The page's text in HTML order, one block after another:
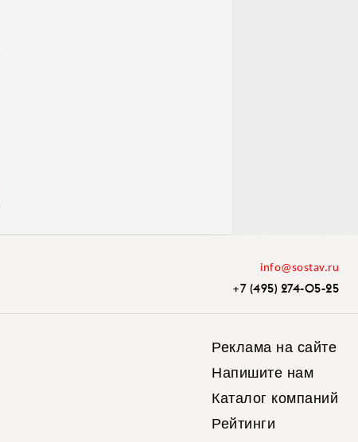
info@sostav.ru
+7 (495) 274-05-25
Реклама на сайте
Напишите нам
Каталог компаний
Рейтинги